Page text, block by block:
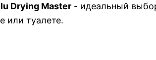
Drying Master - идеальный
или туалете.